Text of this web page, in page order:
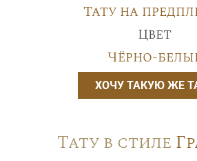
Тату на
Цвет
Чёрно-
ХОЧУ ТАКУЮ ЖЕ
Тату в стиле